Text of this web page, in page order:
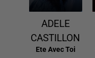
ADELE
CASTILLON
Ete Avec Toi